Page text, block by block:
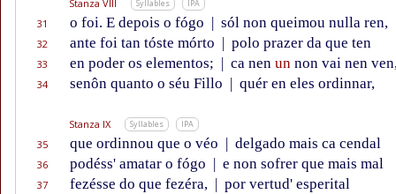
Stanza VIII Syllables IPA
31 o foi. E depois o fógo | sól non queimou nulla ren,
32 ante foi tan tóste mórto | polo prazer da que ten
33 en poder os elementos; | ca nen un non vai nen
34 senôn quanto o séu Fillo | quér en eles ordinnar,
Stanza IX Syllables IPA
35 que ordinnou que o véo | delgado mais ca cendal
36 podéss' amatar o fógo | e non sofrer que mais mal
37 fezésse do que fezéra, | por vertud' esperital